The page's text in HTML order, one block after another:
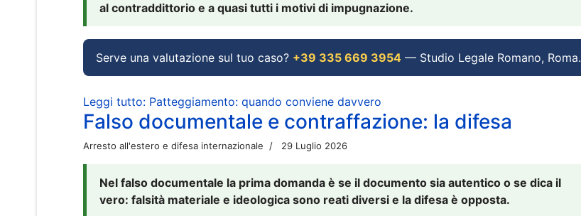
al contraddittorio e a quasi tutti i motivi di impugnazione.
Serve una valutazione sul tuo caso? +39 335 669 3954 — Studio Legale Romano, Roma.
Leggi tutto: Patteggiamento: quando conviene davvero
Falso documentale e contraffazione: la difesa
Arresto all'estero e difesa internazionale 29 Luglio 2026
Nel falso documentale la prima domanda è se il documento sia autentico o se dica il
vero: falsità materiale e ideologica sono reati diversi e la difesa è opposta.